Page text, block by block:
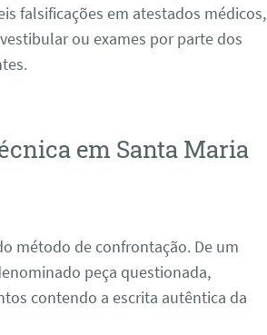
falsificações em atestados médicos,
ou exames por parte dos
em Santa Maria
método de confrontação. De um
peça questionada,
contendo a escrita autêntica da